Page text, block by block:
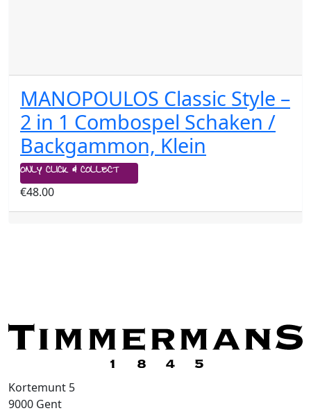
MANOPOULOS Classic Style –
2 in 1 Combospel Schaken /
Backgammon, Klein
ONLY CLICK & COLLECT
€48.00
Kortemunt 5
9000 Gent